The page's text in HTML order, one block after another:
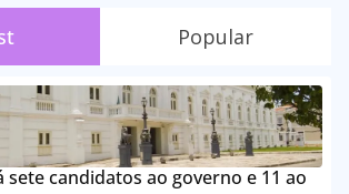
Popular
candidatos ao governo e 11 ao